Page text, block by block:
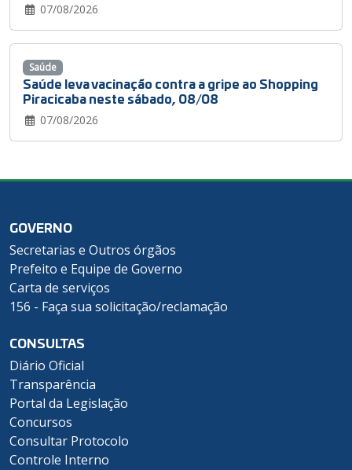
07/08/2026
Saúde leva vacinação contra a gripe ao Shopping
Piracicaba neste sábado, 08/08
07/08/2026
Saúde
GOVERNO
Secretarias e Outros órgãos
Prefeito e Equipe de Governo
Carta de serviços
156 - Faça sua solicitação/reclamação
CONSULTAS
Diário Oficial
Transparência
Portal da Legislação
Concursos
Consultar Protocolo
Controle Interno